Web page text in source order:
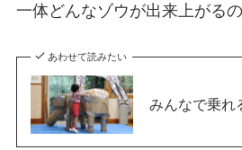
一体どんなゾウが出来上がる
あわせて読みたい
みんなで乗れ